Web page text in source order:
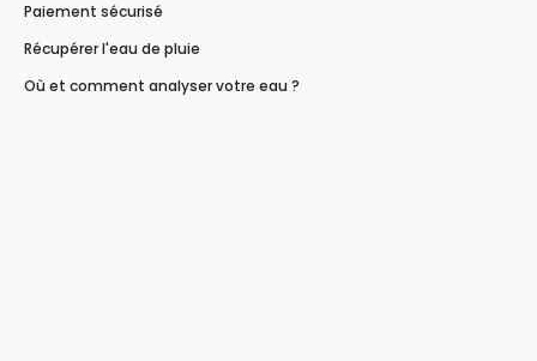
Paiement sécurisé
Récupérer l'eau de pluie
Où et comment analyser votre eau ?